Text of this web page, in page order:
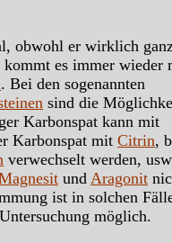
obwohl er wirklich
es immer wieder
. Bei den sogenannten
sind die
Karbonspat kann mit
Karbonspat mit Citrin,
verwechselt werden,
und Aragonit
ist in solchen
möglich.